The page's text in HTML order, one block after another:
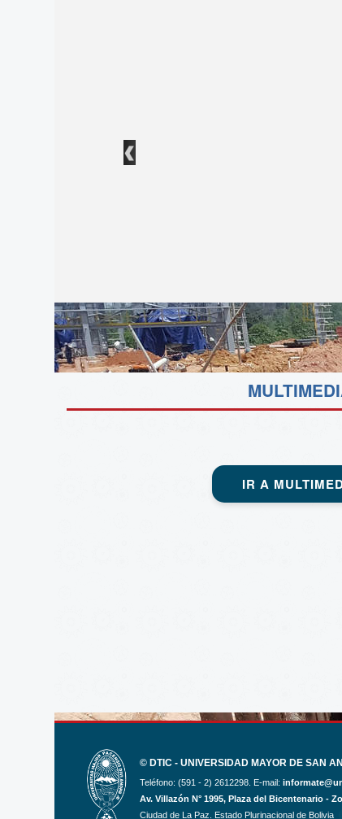
IR A
© DTIC - UNIVERSIDAD MAYOR DE SAN
Teléfono: (591 - 2) 2612298. E-mail:
Av. Villazón N° 1995, Plaza del Bicentenario -
Ciudad de La Paz. Estado Plurinacional de Bolivia